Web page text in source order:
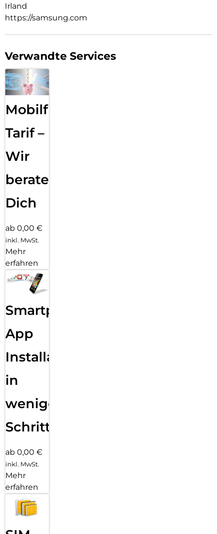
Irland
https://samsung.com
Verwandte Services
Mobilfunk
Tarif –
Wir
beraten
Dich
ab 0,00 €
inkl. MwSt.
Mehr
erfahren
Smartphone
App
Installation
in
wenigen
Schritten
ab 0,00 €
inkl. MwSt.
Mehr
erfahren